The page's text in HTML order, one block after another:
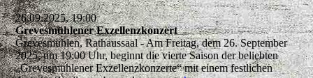
26.09.2025, 19:00
Grevesmühlener Exzellenzkonzert
Grevesmühlen, Rathaussaal - Am Freitag, dem 26. September
2025, um 19:00 Uhr, beginnt die vierte Saison der beliebten
„Grevesmühlener Exzellenzkonzerte“ mit einem festlichen